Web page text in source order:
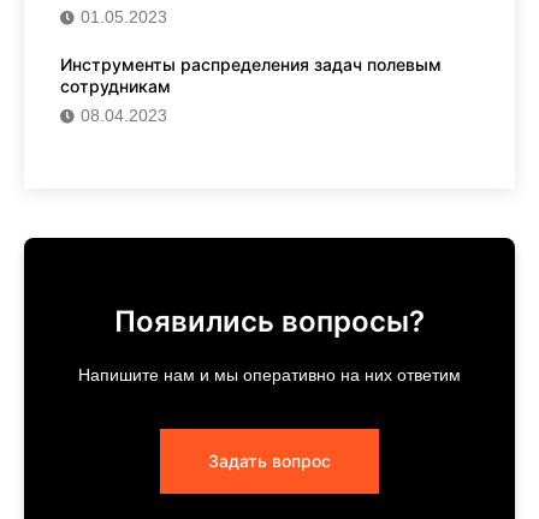
01.05.2023
Инструменты распределения задач полевым
сотрудникам
08.04.2023
Появились вопросы?
Напишите нам и мы оперативно на них ответим
Задать вопрос